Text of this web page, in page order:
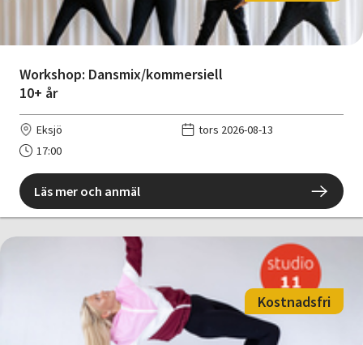
Workshop: Dansmix/kommersiell
10+ år
Eksjö
tors 2026-08-13
17:00
Läs mer och anmäl
Kostnadsfri